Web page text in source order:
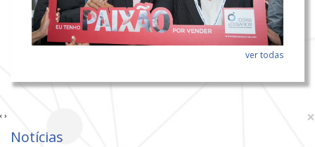
ver todas
‹ › ×
Notícias